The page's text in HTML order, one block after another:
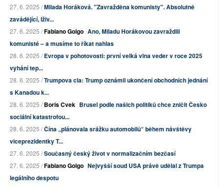
27. 6. 2025 /Milada Horáková. "Zavražděna komunisty". Absolutně
zavádějící, lživ...
27. 6. 2025 /Fabiano Golgo Ano, Miladu Horákovou zavraždili
komunisté – a musíme to říkat nahlas
28. 6. 2025 /Evropa v pohotovosti: první velká vlna veder v roce 2025
vyhání tep...
28. 6. 2025 /Trumpova cla: Trump oznámil ukončení obchodních jednání
s Kanadou k...
28. 6. 2025 /Boris Cvek Brusel podle našich politiků chce zničit Česko
sociální katastrofou...
28. 6. 2025 /Čína „plánovala srážku automobilů“ během návštěvy
viceprezidentky T...
27. 6. 2025 /Současný český život v normalizačním bezčasí
27. 6. 2025 /Fabiano Golgo Nejvyšší soud USA právě udělal z Trumpa
legálního despotu